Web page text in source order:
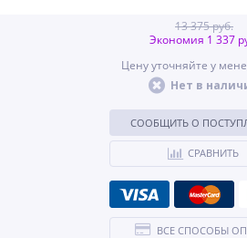
13 375 руб.
Экономия 1 337
Цену уточняйте у
Нет в
СООБЩИТЬ О
СРАВНИТЬ
ВСЕ СПОСОБЫ